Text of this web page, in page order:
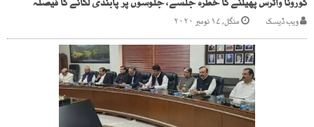
ویب ڈیسک منگل, ۱۷ نومبر ۲۰۲۰